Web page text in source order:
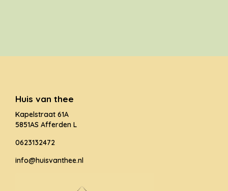
Huis van thee
Kapelstraat 61A
5851AS Afferden L
0623132472
info@huisvanthee.nl